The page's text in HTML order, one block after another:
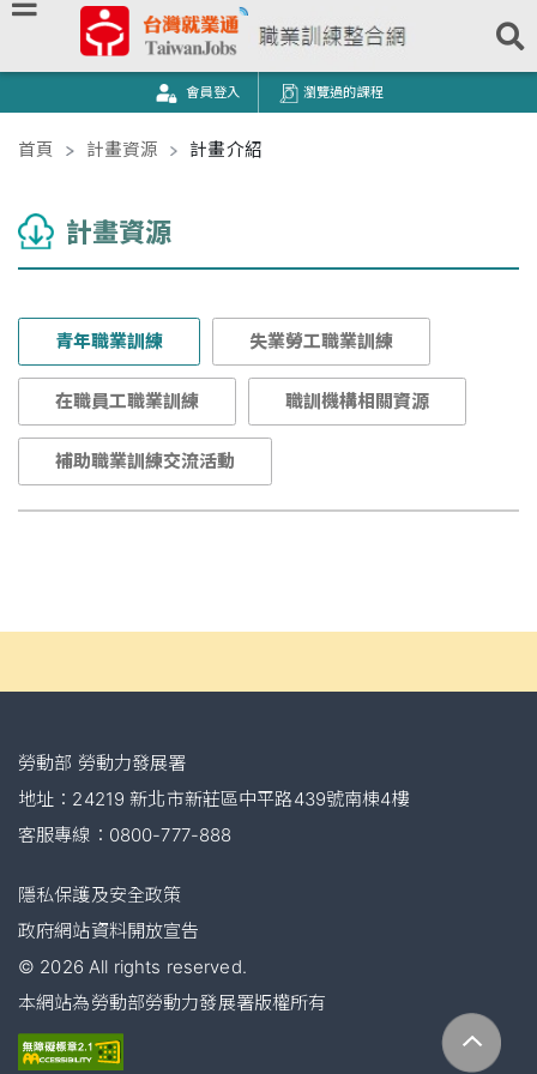
跳到主要內容台灣就業通｜職業訓練整合網
會員登入 瀏覽過的課程
首頁 計畫資源 計畫介紹
計畫資源
青年職業訓練 失業勞工職業訓練
在職員工職業訓練 職訓機構相關資源
補助職業訓練交流活動
勞動部 勞動力發展署
地址：24219 新北市新莊區中平路439號南棟4樓
客服專線：0800-777-888
隱私保護及安全政策
政府網站資料開放宣告
© 2026 All rights reserved.
本網站為勞動部勞動力發展署版權所有